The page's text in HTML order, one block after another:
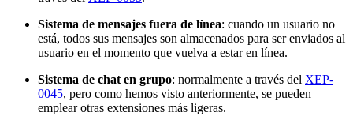
Sistema de mensajes fuera de línea: cuando un usuario no
está, todos sus mensajes son almacenados para ser enviados al
usuario en el momento que vuelva a estar en línea.
Sistema de chat en grupo: normalmente a través del XEP-
0045, pero como hemos visto anteriormente, se pueden
emplear otras extensiones más ligeras.